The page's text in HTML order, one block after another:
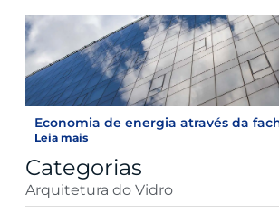
Economia de energia através da
Leia mais
Categorias
Arquitetura do Vidro